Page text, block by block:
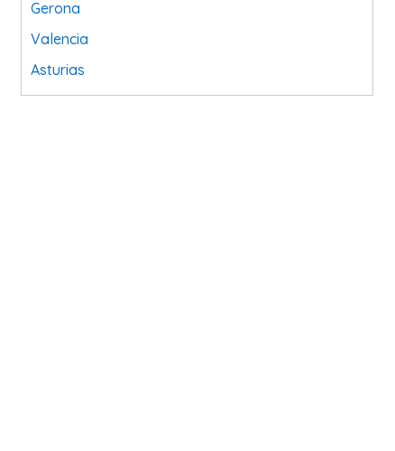
Gerona
Valencia
Asturias
Tarragona